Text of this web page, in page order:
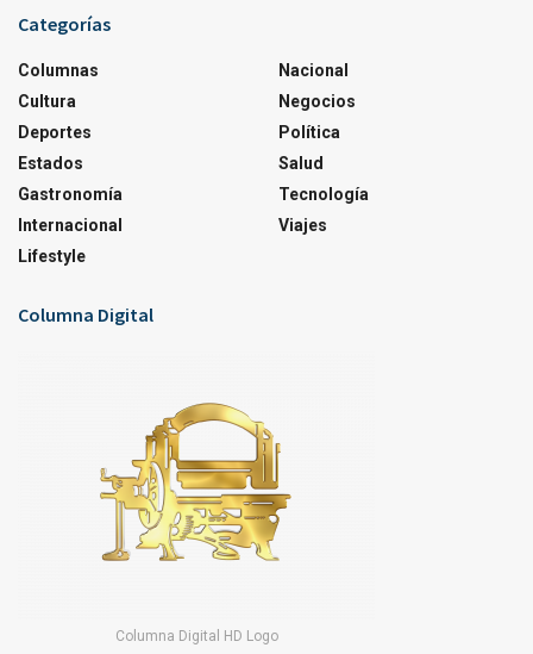
Categorías
Columnas
Cultura
Deportes
Estados
Gastronomía
Internacional
Lifestyle
Nacional
Negocios
Política
Salud
Tecnología
Viajes
Columna Digital
Columna Digital HD Logo